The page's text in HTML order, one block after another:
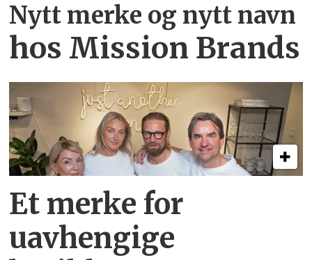
Nytt merke og nytt navn
hos Mission Brands
Et merke for
uavhengige